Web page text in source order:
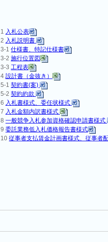
1 入札公表
2 入札説明書
3-1仕様書、特記仕様書
3-2施行位置図
3-3工程表
4設計書（金抜き）
5-1契約書(案)
5-2契約約款
6 入札書様式、委任状様式
7 入札金額内訳書様式
8一般競争入札参加資格確認申請書様式
9委託業務低入札価格報告書様式
10従事者支払賃金計画書様式、従事者